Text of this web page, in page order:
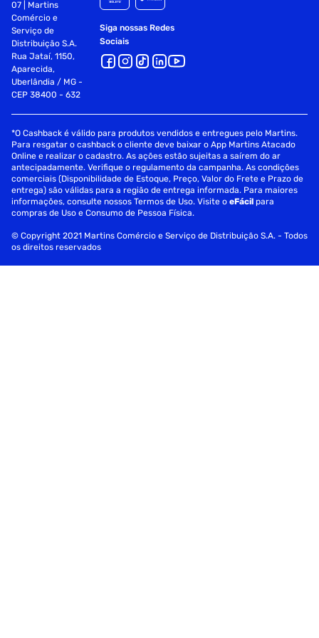
07 | Martins
Comércio e
Serviço de
Distribuição S.A.
Rua Jataí, 1150,
Aparecida,
Uberlândia / MG -
CEP 38400 - 632
Siga nossas Redes
Sociais
*O Cashback é válido para produtos vendidos e entregues pelo Martins.
Para resgatar o cashback o cliente deve baixar o App Martins Atacado
Online e realizar o cadastro. As ações estão sujeitas a saírem do ar
antecipadamente. Verifique o regulamento da campanha. As condições
comerciais (Disponibilidade de Estoque, Preço, Valor do Frete e Prazo de
entrega) são válidas para a região de entrega informada. Para maiores
informações, consulte nossos Termos de Uso. Visite oeFácil para
compras de Uso e Consumo de Pessoa Física.
© Copyright 2021 Martins Comércio e Serviço de Distribuição S.A. - Todos
os direitos reservados